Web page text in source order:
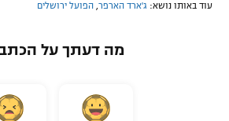
עוד באותו נושא: ג'ארד הארפר הפועל ירושלים
מה דעתך על